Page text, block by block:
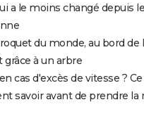
a le moins changé depuis
du monde, au bord
grâce à un arbre
cas d'excès de vitesse ?
savoir avant de prendre la